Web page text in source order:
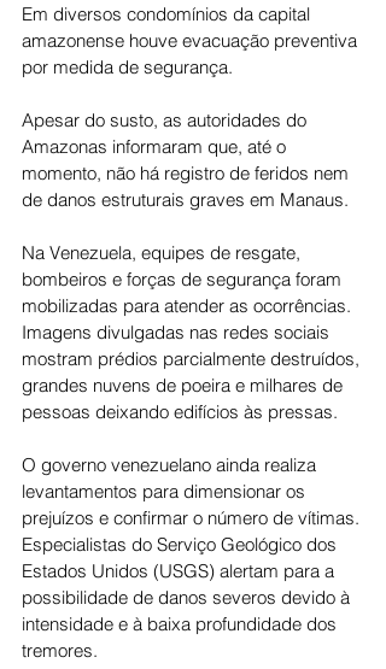
Em diversos condomínios da capital
amazonense houve evacuação preventiva
por medida de segurança.
Apesar do susto, as autoridades do
Amazonas informaram que, até o
momento, não há registro de feridos nem
de danos estruturais graves em Manaus.
Na Venezuela, equipes de resgate,
bombeiros e forças de segurança foram
mobilizadas para atender as ocorrências.
Imagens divulgadas nas redes sociais
mostram prédios parcialmente destruídos,
grandes nuvens de poeira e milhares de
pessoas deixando edifícios às pressas.
O governo venezuelano ainda realiza
levantamentos para dimensionar os
prejuízos e confirmar o número de vítimas.
Especialistas do Serviço Geológico dos
Estados Unidos (USGS) alertam para a
possibilidade de danos severos devido à
intensidade e à baixa profundidade dos
tremores.